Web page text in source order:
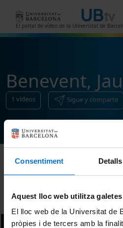
Consentiment Detalls
Aquest lloc web utilitza galetes
El lloc web de la Universitat de
pròpies i de tercers amb la
El portal de vídeo de la Universitat de
Benevent,
1 vídeos Sigue y comparte
Ordenar